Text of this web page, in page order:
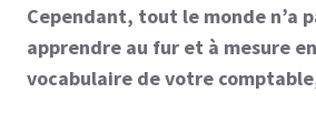
Cependant, tout le monde n’a
apprendre au fur et à mesure
vocabulaire de votre